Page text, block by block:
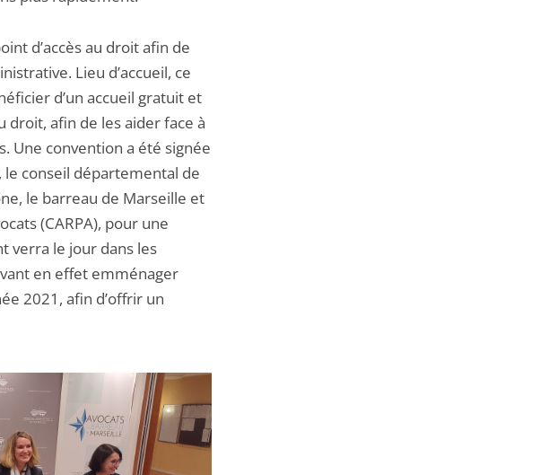
d’accès au droit afin de
Lieu d’accueil, ce
d’un accueil gratuit et
afin de les aider face à
Une convention a été signée
conseil départemental de
le barreau de Marseille et
(CARPA), pour une
verra le jour dans les
en effet emménager
2021, afin d’offrir un